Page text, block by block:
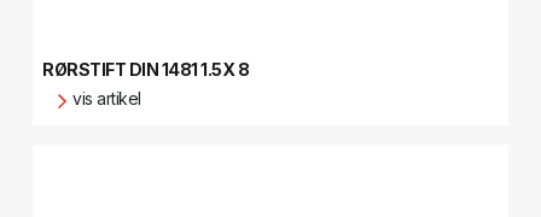
RØRSTIFT DIN 1481 1.5X 8
vis artikel